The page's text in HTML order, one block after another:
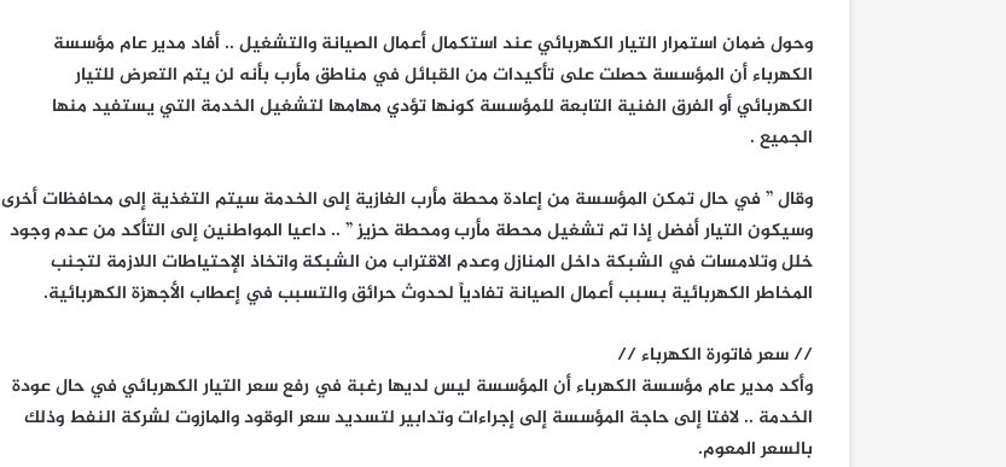
وحول ضمان استمرار التيار الكهربائي عند استكمال أعمال الصيانة والتشغيل .. أفاد مدير عام مؤسسة
الكهرباء أن المؤسسة حصلت على تأكيدات من القبائل في مناطق مأرب بأنه لن يتم التعرض للتيار
الكهربائي أو الفرق الفنية التابعة للمؤسسة كونها تؤدي مهامها لتشغيل الخدمة التي يستفيد منها
الجميع .
وقال ” في حال تمكن المؤسسة من إعادة محطة مأرب الغازية إلى الخدمة سيتم التغذية إلى محافظات أخرى
وسيكون التيار أفضل إذا تم تشغيل محطة مأرب ومحطة حزيز ” .. داعيا المواطنين إلى التأكد من عدم وجود
خلل وتلامسات في الشبكة داخل المنازل وعدم الاقتراب من الشبكة واتخاذ الإحتياطات اللازمة لتجنب
المخاطر الكهربائية بسبب أعمال الصيانة تفادياً لحدوث حرائق والتسبب في إعطاب الأجهزة الكهربائية.
// سعر فاتورة الكهرباء //
وأكد مدير عام مؤسسة الكهرباء أن المؤسسة ليس لديها رغبة في رفع سعر التيار الكهربائي في حال عودة
الخدمة .. لافتا إلى حاجة المؤسسة إلى إجراءات وتدابير لتسديد سعر الوقود والمازوت لشركة النفط وذلك
بالسعر المعوم.